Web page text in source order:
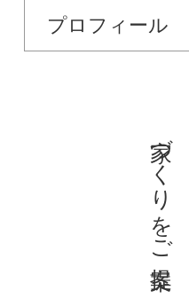
プロフィール
家づくりをご提案